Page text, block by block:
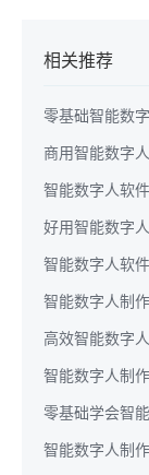
相关推荐
零基础智能数
商用智能数字
智能数字人软
好用智能数字
智能数字人软
智能数字人制
高效智能数字
智能数字人制
零基础学会智
智能数字人制